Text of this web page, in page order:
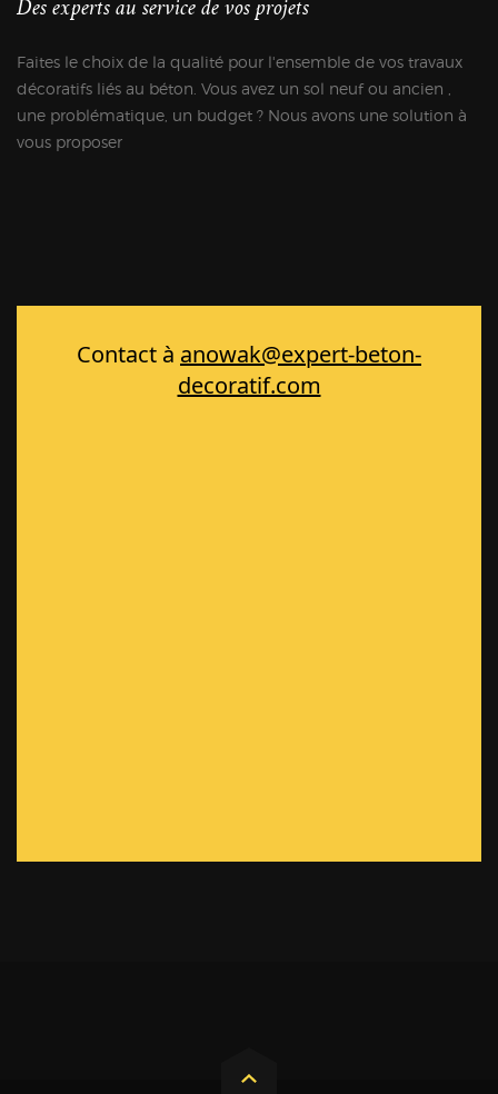
Des experts au service de vos projets
Faites le choix de la qualité pour l'ensemble de vos travaux
décoratifs liés au béton. Vous avez un sol neuf ou ancien ,
une problématique, un budget ? Nous avons une solution à
vous proposer